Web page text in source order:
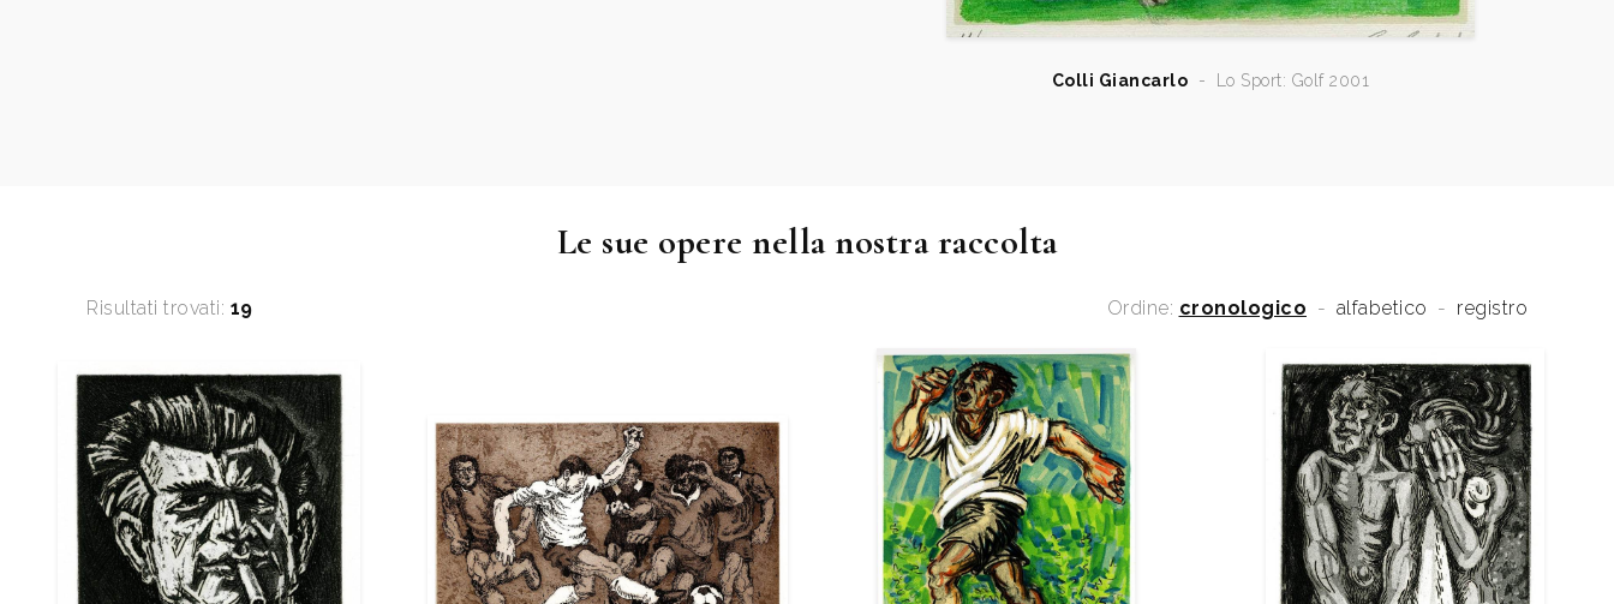
Colli Giancarlo - Lo Sport: Golf 2001
Le sue opere nella nostra raccolta
Risultati trovati: 19 Ordine: cronologico - alfabetico - registro